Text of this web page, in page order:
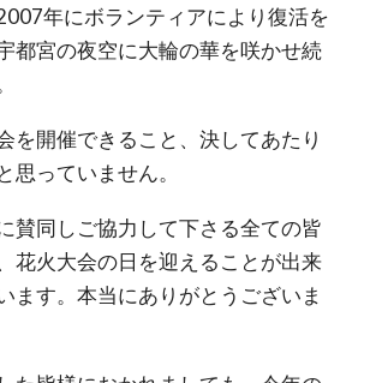
年にボランティアにより復活を
都宮の夜空に大輪の華を咲かせ続
を開催できること、決してあたり
思っていません。
賛同しご協力して下さる全ての皆
花火大会の日を迎えることが出来
ます。本当にありがとうございま